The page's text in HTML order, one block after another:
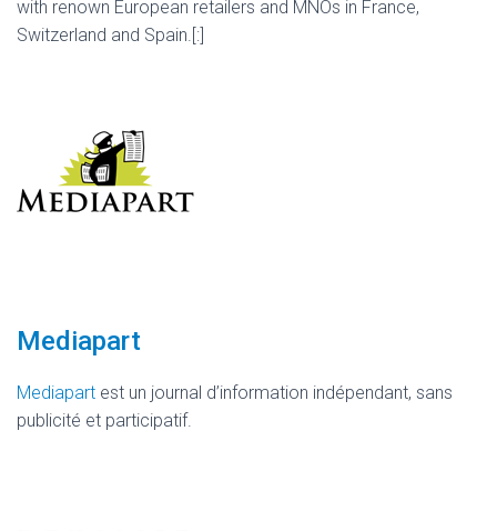
with renown European retailers and MNOs in France,
Switzerland and Spain.[:]
Mediapart
Mediapart est un journal d’information indépendant, sans
publicité et participatif.